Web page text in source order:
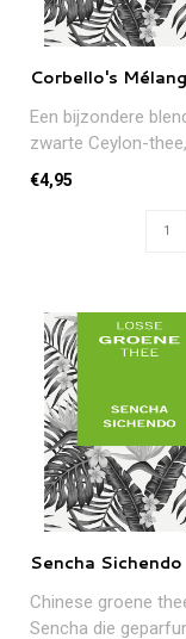
Corbello's
Een bijzondere
zwarte Ceylon-thee,
sinaasappel, kaneel
citroen, met..
€4,95
Sencha Sichendo
Chinese groene
Sencha die